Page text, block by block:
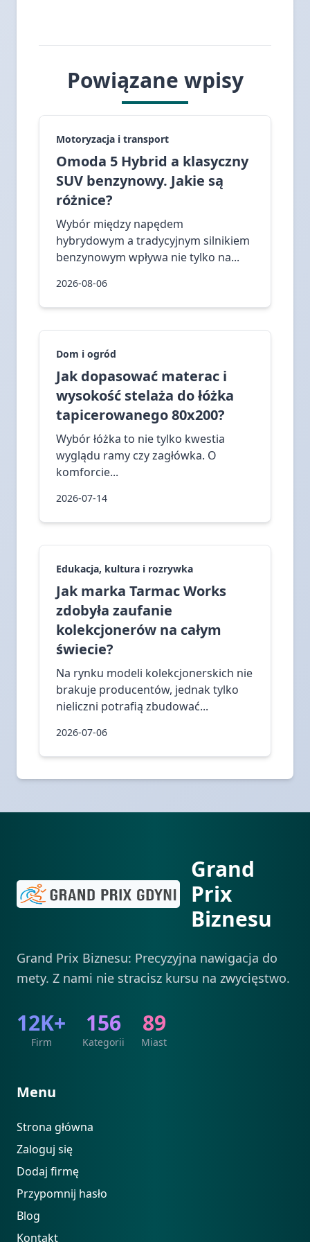
Powiązane wpisy
Motoryzacja i transport
Omoda 5 Hybrid a klasyczny
SUV benzynowy. Jakie są
różnice?
Wybór między napędem
hybrydowym a tradycyjnym silnikiem
benzynowym wpływa nie tylko na...
2026-08-06
Dom i ogród
Jak dopasować materac i
wysokość stelaża do łóżka
tapicerowanego 80x200?
Wybór łóżka to nie tylko kwestia
wyglądu ramy czy zagłówka. O
komforcie...
2026-07-14
Edukacja, kultura i rozrywka
Jak marka Tarmac Works
zdobyła zaufanie
kolekcjonerów na całym
świecie?
Na rynku modeli kolekcjonerskich nie
brakuje producentów, jednak tylko
nieliczni potrafią zbudować...
2026-07-06
Grand
Prix
Biznesu
Grand Prix Biznesu: Precyzyjna nawigacja do
mety. Z nami nie stracisz kursu na zwycięstwo.
12K+
Firm
156
Kategorii
89
Miast
Menu
Strona główna
Zaloguj się
Dodaj firmę
Przypomnij hasło
Blog
Kontakt